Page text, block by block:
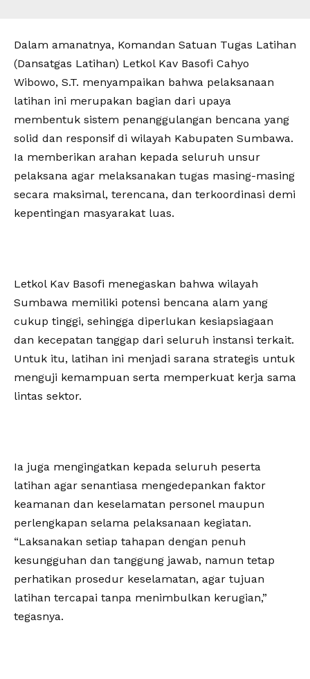
‎Dalam amanatnya, Komandan Satuan Tugas Latihan
(Dansatgas Latihan) Letkol Kav Basofi Cahyo
Wibowo, S.T. menyampaikan bahwa pelaksanaan
latihan ini merupakan bagian dari upaya
membentuk sistem penanggulangan bencana yang
solid dan responsif di wilayah Kabupaten Sumbawa.
Ia memberikan arahan kepada seluruh unsur
pelaksana agar melaksanakan tugas masing-masing
secara maksimal, terencana, dan terkoordinasi demi
kepentingan masyarakat luas.
‎Letkol Kav Basofi menegaskan bahwa wilayah
Sumbawa memiliki potensi bencana alam yang
cukup tinggi, sehingga diperlukan kesiapsiagaan
dan kecepatan tanggap dari seluruh instansi terkait.
Untuk itu, latihan ini menjadi sarana strategis untuk
menguji kemampuan serta memperkuat kerja sama
lintas sektor.
‎Ia juga mengingatkan kepada seluruh peserta
latihan agar senantiasa mengedepankan faktor
keamanan dan keselamatan personel maupun
perlengkapan selama pelaksanaan kegiatan.
“Laksanakan setiap tahapan dengan penuh
kesungguhan dan tanggung jawab, namun tetap
perhatikan prosedur keselamatan, agar tujuan
latihan tercapai tanpa menimbulkan kerugian,”
tegasnya.